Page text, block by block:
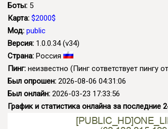
Боты: 5
Карта: $2000$
Мод: public
Версия: 1.0.0.34 (v34)
Страна: Россия
Пинг: неизвестно (Пинг сответствует пингу
Был опрошен: 2026-08-06 04:31:06
Был онлайн: 2026-03-23 17:33:56
График и статистика онлайна за последние